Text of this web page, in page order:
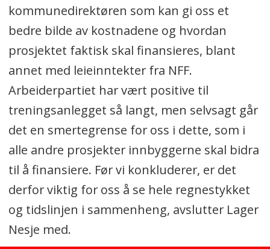
kommunedirektøren som kan gi oss et
bedre bilde av kostnadene og hvordan
prosjektet faktisk skal finansieres, blant
annet med leieinntekter fra NFF.
Arbeiderpartiet har vært positive til
treningsanlegget så langt, men selvsagt går
det en smertegrense for oss i dette, som i
alle andre prosjekter innbyggerne skal bidra
til å finansiere. Før vi konkluderer, er det
derfor viktig for oss å se hele regnestykket
og tidslinjen i sammenheng, avslutter Lager
Nesje med.